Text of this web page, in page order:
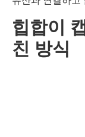
힙합이
친 방식